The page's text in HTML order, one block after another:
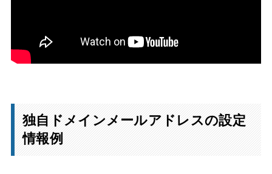
独自ドメインメールアドレスの設定
情報例